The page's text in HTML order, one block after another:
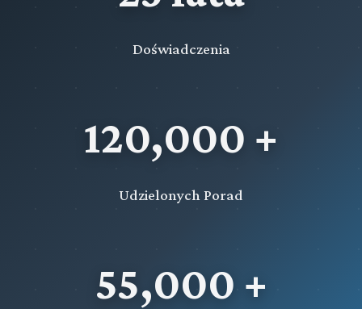
Doświadczenia
120,000 +
Udzielonych Porad
55,000 +